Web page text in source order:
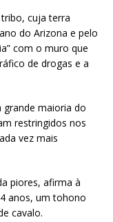
cuja terra
do Arizona e pelo
com o muro que
de drogas e a
grande maioria do
restringidos nos
vez mais
piores, afirma à
anos, um tohono
cavalo.